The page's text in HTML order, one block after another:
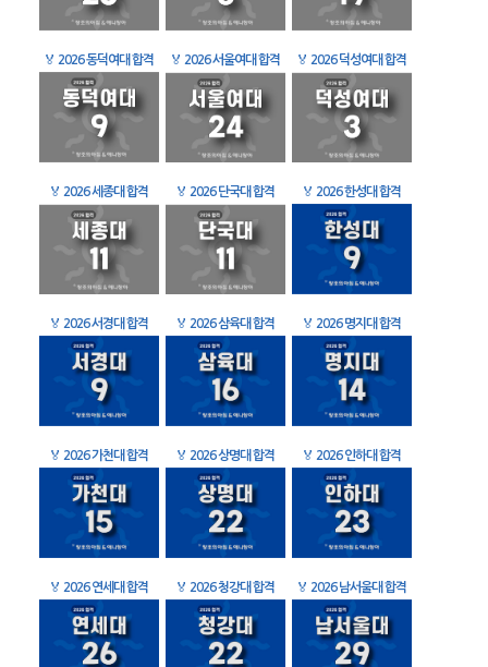
🏅 2026 동덕여대 합격 🏅 2026 서울여대 합격 🏅 2026 덕성여대 합격
🏅 2026 세종대 합격 🏅 2026 단국대 합격 🏅 2026 한성대 합격
🏅 2026 서경대 합격 🏅 2026 삼육대 합격 🏅 2026 명지대 합격
🏅 2026 가천대 합격 🏅 2026 상명대 합격 🏅 2026 인하대 합격
🏅 2026 연세대 합격 🏅 2026 청강대 합격 🏅 2026 남서울대 합격